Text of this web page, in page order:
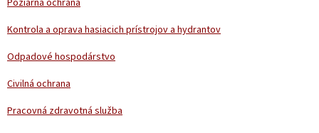
Požiarna ochrana
Kontrola a oprava hasiacich prístrojov a hydrantov
Odpadové hospodárstvo
Civilná ochrana
Pracovná zdravotná služba